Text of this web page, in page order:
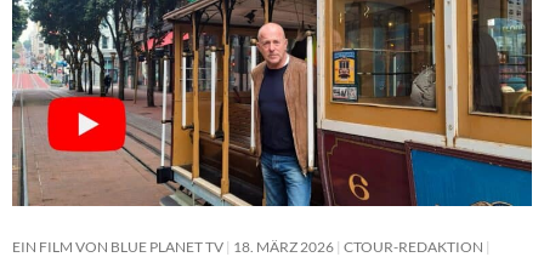
EIN FILM VON BLUE PLANET TV 18. MÄRZ 2026 CTOUR-REDAKTION